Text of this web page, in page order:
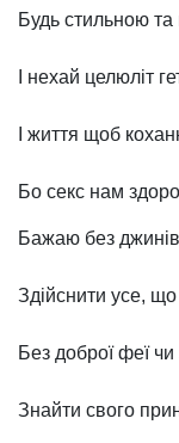
Будь стильною
І нехай целюліт
І життя щоб
Бо секс нам
Бажаю без
Здійснити усе, що
Без доброї феї чи
Знайти свого